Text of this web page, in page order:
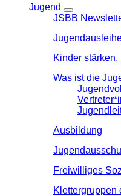
Jugend
JSBB
Kinder
Was ist die
Ausbildung
Freiwilliges
Klettergruppen